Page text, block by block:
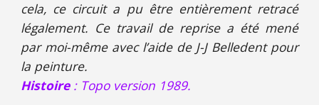
cela, ce circuit a pu être entièrement retracé
légalement. Ce travail de reprise a été mené
par moi-même avec l’aide de J-J Belledent pour
la peinture.
Histoire: Topo version 1989.